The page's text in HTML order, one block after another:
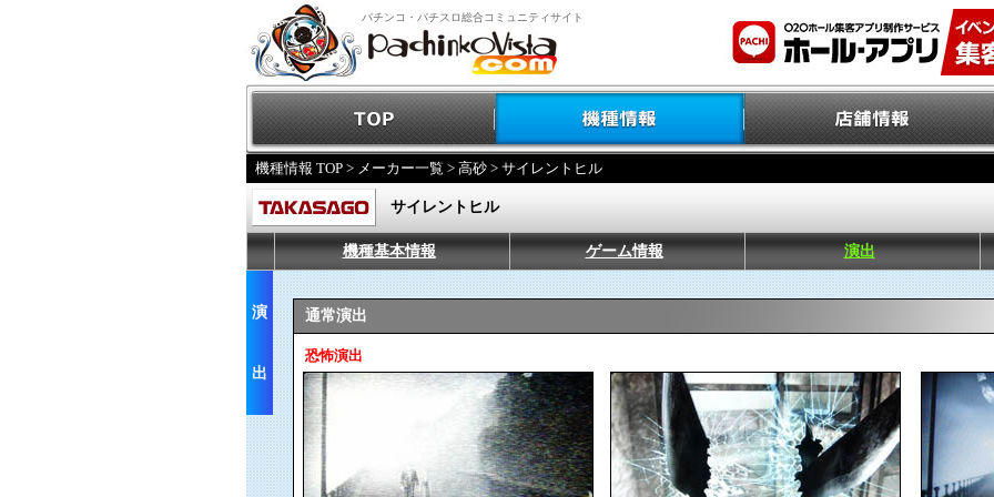
パチンコ・パチスロ総合コミュニティサイト
機種情報 TOP > メーカー一覧 > 高砂 > サイレントヒル
サイレントヒル
機種基本情報 ゲーム情報 演出
演
出
通常演出
恐怖演出